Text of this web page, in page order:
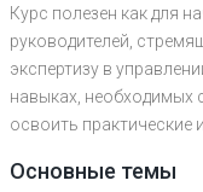
Курс полезен как для
руководителей,
экспертизу в
навыках, необходимых
освоить практические
Основные темы